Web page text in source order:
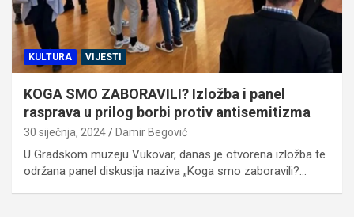
KULTURA VIJESTI
KOGA SMO ZABORAVILI? Izložba i panel
rasprava u prilog borbi protiv antisemitizma
30 siječnja, 2024 Damir Begović
U Gradskom muzeju Vukovar, danas je otvorena izložba te
održana panel diskusija naziva „Koga smo zaboravili?…